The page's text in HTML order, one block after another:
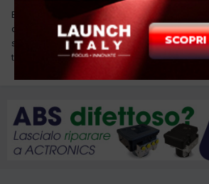
Buona sera a tutti ho in officina la car
classico rumore di catena , volevo
sostituita , se ci vogliono attrezzi
troppo la procedura grazie .